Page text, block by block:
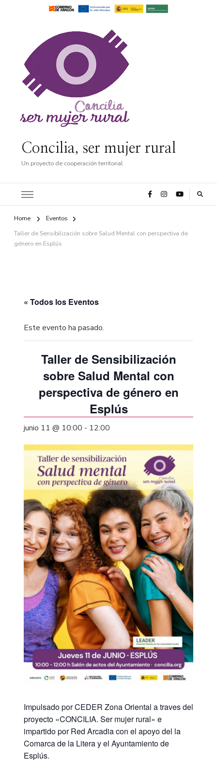
Concilia, ser mujer rural
Un proyecto de cooperación territorial
Home
Eventos
Taller de Sensibilización sobre Salud Mental con perspectiva de
género en Esplús
« Todos los Eventos
Este evento ha pasado.
Taller de Sensibilización
sobre Salud Mental con
perspectiva de género en
Esplús
junio 11 @ 10:00 - 12:00
Impulsado por CEDER Zona Oriental a traves del
proyecto «CONCILIA. Ser mujer rural» e
impartido por Red Arcadia con el apoyo del la
Comarca de la Litera y el Ayuntamiento de
Esplús.